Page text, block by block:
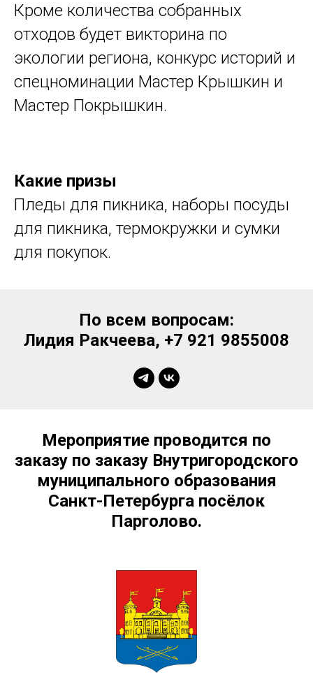
Кроме количества собранных
отходов будет викторина по
экологии региона, конкурс историй и
спецноминации Мастер Крышкин и
Мастер Покрышкин.
Какие призы
Пледы для пикника, наборы посуды
для пикника, термокружки и сумки
для покупок.
По всем вопросам:
Лидия Ракчеева, +7 921 9855008
Мероприятие проводится по
заказу по заказу Внутригородского
муниципального образования
Санкт-Петербурга посёлок
Парголово.